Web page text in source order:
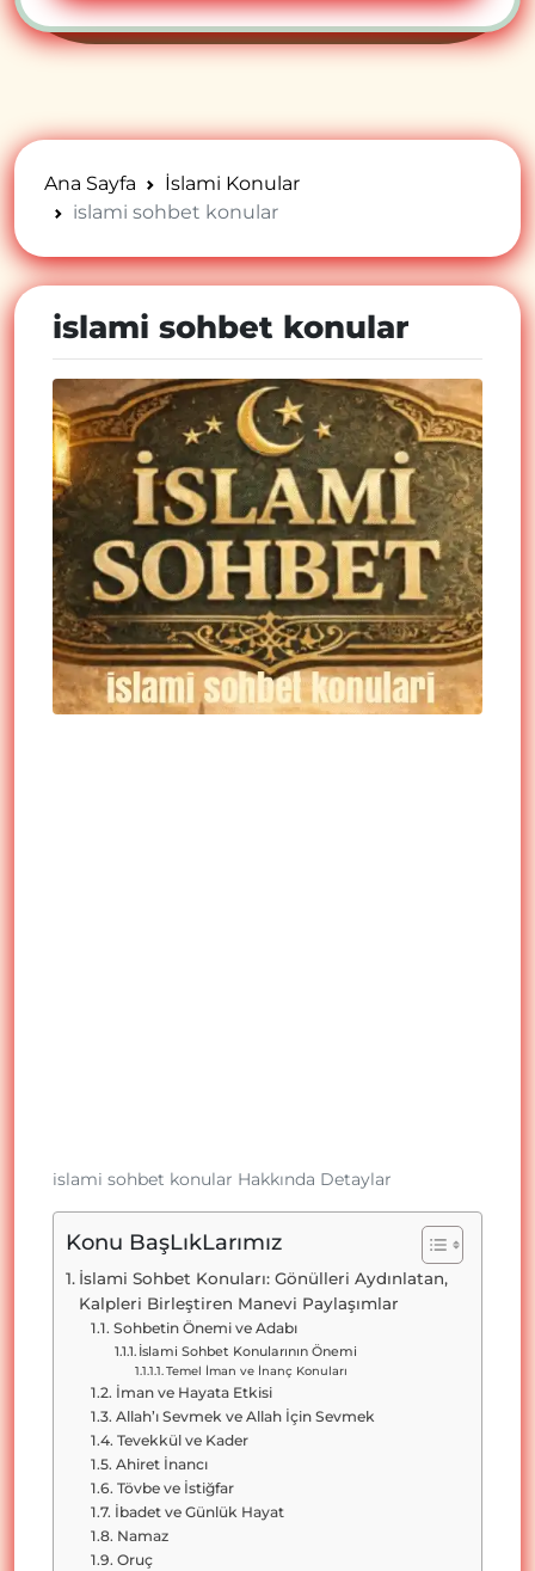
Ana Sayfa
İslami Konular
islami sohbet konular
islami sohbet konular
islami sohbet konular Hakkında Detaylar
Konu BaşLıkLarımız
İslami Sohbet Konuları: Gönülleri Aydınlatan,
Kalpleri Birleştiren Manevi Paylaşımlar
Sohbetin Önemi ve Adabı
İslami Sohbet Konularının Önemi
Temel İman ve İnanç Konuları
İman ve Hayata Etkisi
Allah’ı Sevmek ve Allah İçin Sevmek
Tevekkül ve Kader
Ahiret İnancı
Tövbe ve İstiğfar
İbadet ve Günlük Hayat
Namaz
Oruç